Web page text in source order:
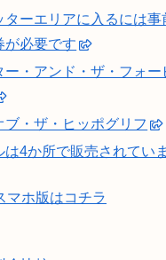
ターエリアに入るには事
が必要です
・アンド・ザ・フォー
ブ・ザ・ヒッポグリフ
は4か所で販売されてい
マホ版はコチラ